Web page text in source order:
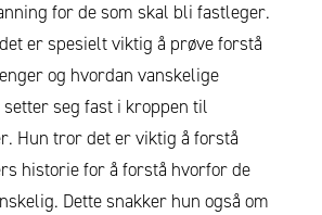
for de som skal bli fastleger.
er spesielt viktig å prøve forstå
og hvordan vanskelige
seg fast i kroppen til
Hun tror det er viktig å forstå
historie for å forstå hvorfor de
Dette snakker hun også om